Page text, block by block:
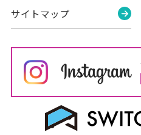
サイトマップ